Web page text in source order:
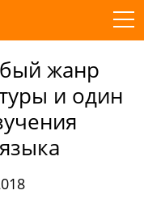
жанр
и один